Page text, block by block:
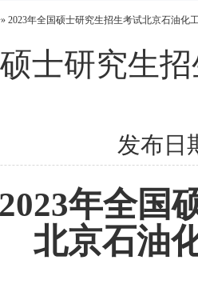
» 2023年全国硕士研究生招生考试北京石油化
士研究生
发布日
2023年全国
北京石油